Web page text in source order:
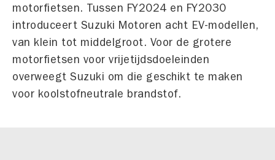
motorfietsen. Tussen FY2024 en FY2030
introduceert Suzuki Motoren acht EV-modellen,
van klein tot middelgroot. Voor de grotere
motorfietsen voor vrijetijdsdoeleinden
overweegt Suzuki om die geschikt te maken
voor koolstofneutrale brandstof.